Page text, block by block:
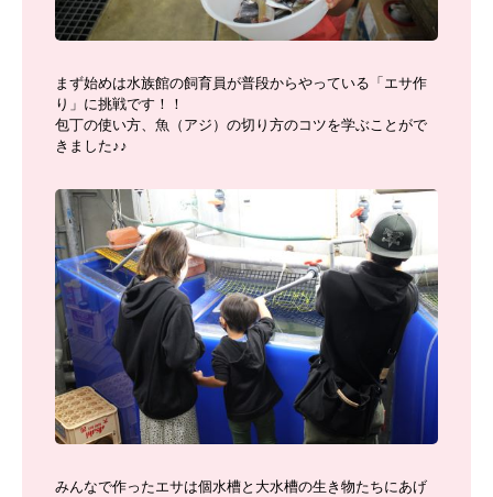
まず始めは水族館の飼育員が普段からやっている「エサ作
り」に挑戦です！！
包丁の使い方、魚（アジ）の切り方のコツを学ぶことがで
きました♪♪
みんなで作ったエサは個水槽と大水槽の生き物たちにあげ